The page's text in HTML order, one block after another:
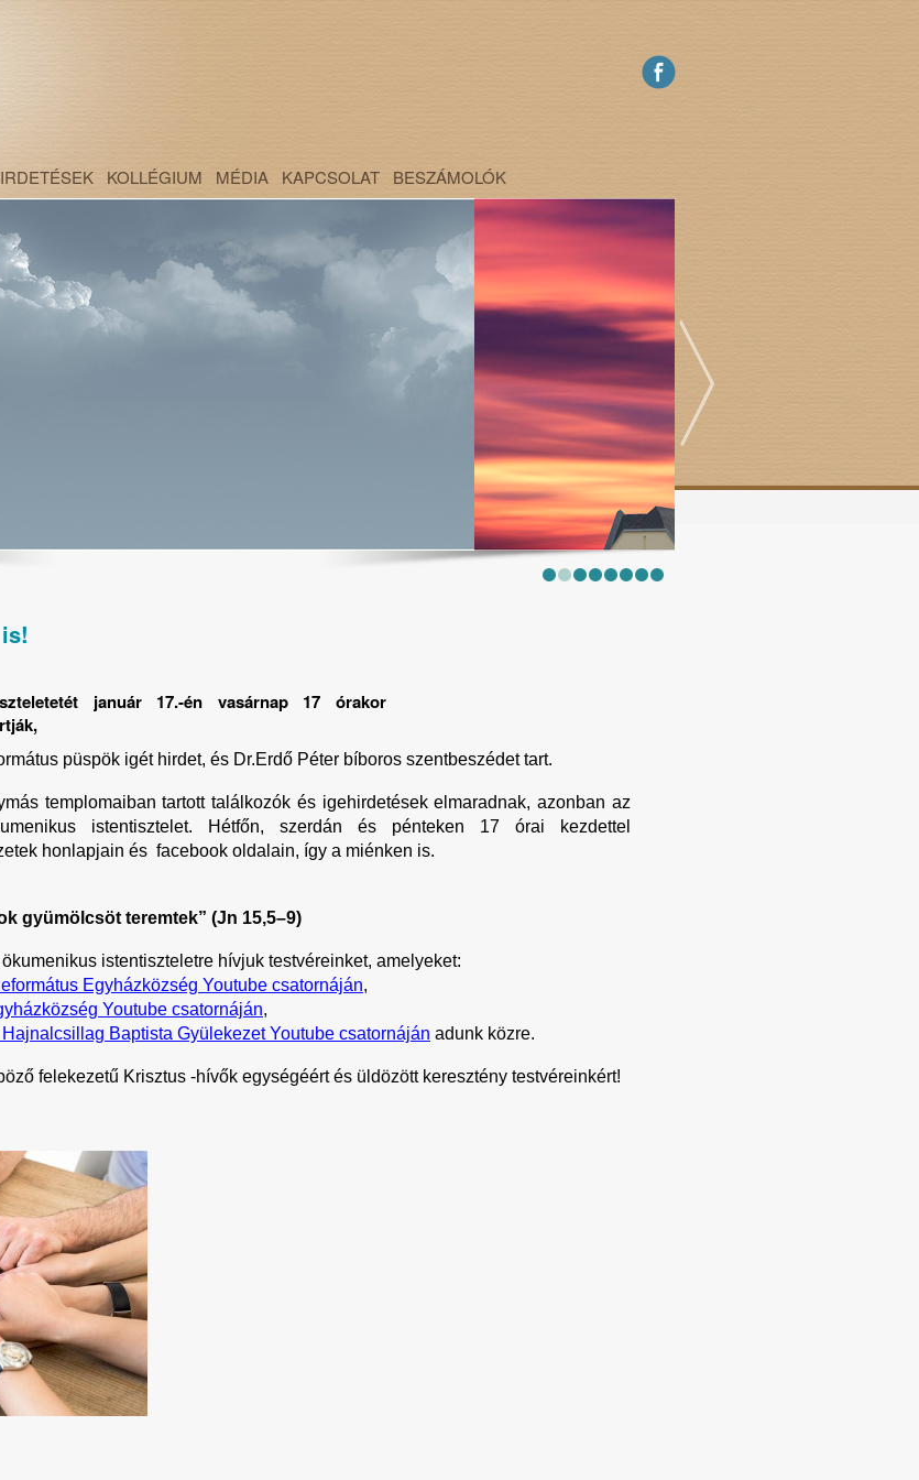
KOLLÉGIUM MÉDIA KAPCSOLAT
BESZÁMOLÓK
január 17.-én vasárnap 17 órakor
püspök igét hirdet, és Dr.Erdő Péter bíboros szentbeszédet tart.
templomaiban tartott találkozók és igehirdetések elmaradnak, azonban az
istentisztelet. Hétfőn, szerdán és pénteken 17 órai kezdettel
honlapjain és facebook oldalain, így a miénken is.
gyümölcsöt teremtek” (Jn 15,5–9)
istentiszteletre hívjuk testvéreinket, amelyeket:
Egyházközség Youtube csatornáján,
Youtube csatornáján,
Baptista Gyülekezet Youtube csatornáján adunk közre.
felekezetű Krisztus -hívők egységéért és üldözött keresztény testvéreinkért!